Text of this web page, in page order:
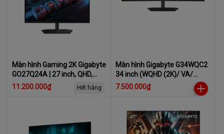
Màn hình Gaming 2K Gigabyte
GO27Q24A | 27 inch, QHD,
240Hz, OLED, 0.03ms
11.200.000₫ Hết hàng
Màn hình Gigabyte G34WQC2
34 inch (WQHD (2K)/ VA/
200Hz/ 1 ms)
7.500.000₫